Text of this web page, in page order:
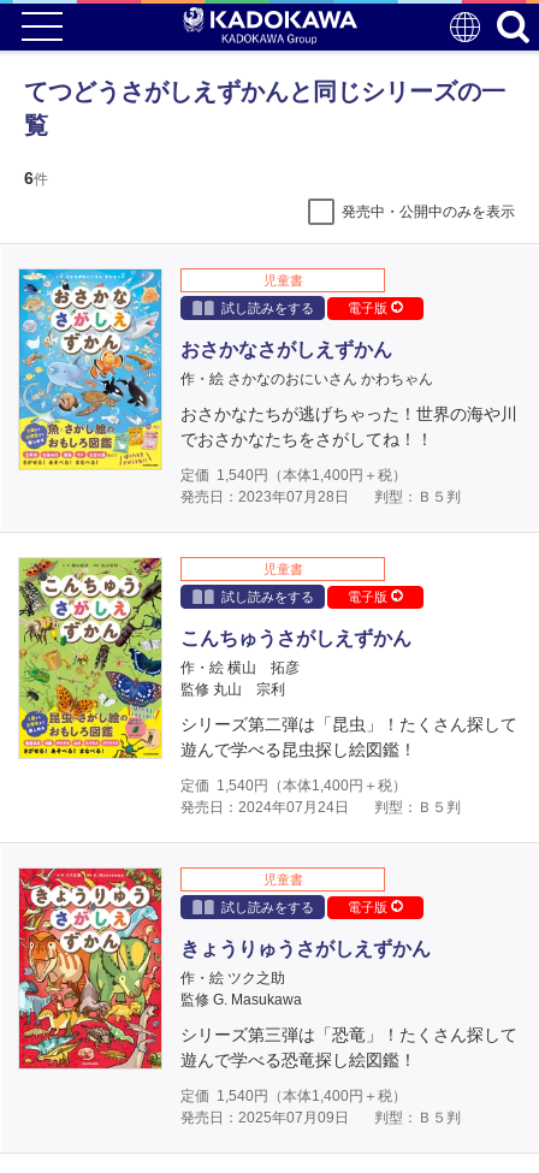
てつどうさがしえずかんと同じシリーズの一
覧
6件
発売中・公開中のみを表示
児童書
試し読みをする
電子版
おさかなさがしえずかん
作・絵 さかなのおにいさん かわちゃん
おさかなたちが逃げちゃった！世界の海や川
でおさかなたちをさがしてね！！
定価 1,540円（本体1,400円＋税）
発売日：2023年07月28日
判型：Ｂ５判
児童書
試し読みをする
電子版
こんちゅうさがしえずかん
作・絵 横山 拓彦
監修 丸山 宗利
シリーズ第二弾は「昆虫」！たくさん探して
遊んで学べる昆虫探し絵図鑑！
定価 1,540円（本体1,400円＋税）
発売日：2024年07月24日
判型：Ｂ５判
児童書
試し読みをする
電子版
きょうりゅうさがしえずかん
作・絵 ツク之助
監修 G. Masukawa
シリーズ第三弾は「恐竜」！たくさん探して
遊んで学べる恐竜探し絵図鑑！
定価 1,540円（本体1,400円＋税）
発売日：2025年07月09日
判型：Ｂ５判